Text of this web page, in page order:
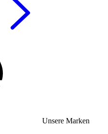
Unsere Marken